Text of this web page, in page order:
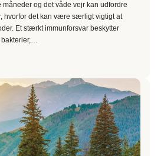
måneder og det våde vejr kan udfordre
hvorfor det kan være særligt vigtigt at
Et stærkt immunforsvar beskytter
bakterier,…